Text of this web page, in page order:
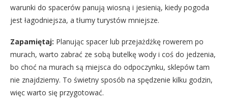
warunki do spacerów panują wiosną i jesienią, kiedy pogoda
jest łagodniejsza, a tłumy turystów mniejsze.
Zapamiętaj: Planując spacer lub przejażdżkę rowerem po
murach, warto zabrać ze sobą butelkę wody i coś do jedzenia,
bo choć na murach są miejsca do odpoczynku, sklepów tam
nie znajdziemy. To świetny sposób na spędzenie kilku godzin,
więc warto się przygotować.